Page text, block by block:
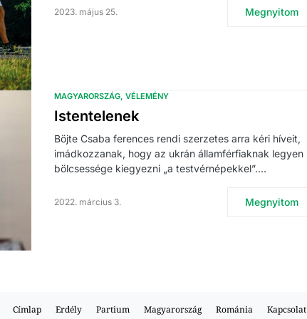
2023. május 25. Megnyitom
MAGYARORSZÁG VÉLEMÉNY
Istentelenek
Böjte Csaba ferences rendi szerzetes arra kéri híveit,
imádkozzanak, hogy az ukrán államférfiaknak legyen
bölcsessége kiegyezni „a testvérnépekkel”.…
2022. március 3. Megnyitom
Címlap Erdély Partium Magyarország Románia Kapcsolat